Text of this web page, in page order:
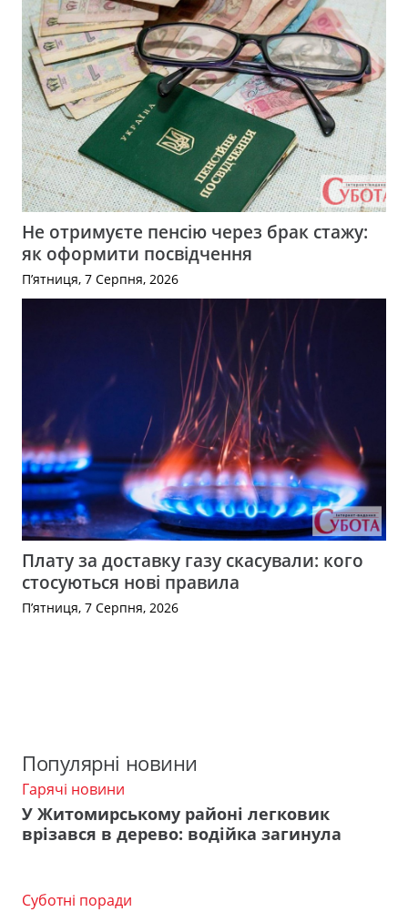
Не отримуєте пенсію через брак стажу:
як оформити посвідчення
П’ятниця, 7 Серпня, 2026
Плату за доставку газу скасували: кого
стосуються нові правила
П’ятниця, 7 Серпня, 2026
Популярні новини
Гарячі новини
У Житомирському районі легковик
врізався в дерево: водійка загинула
Суботні поради